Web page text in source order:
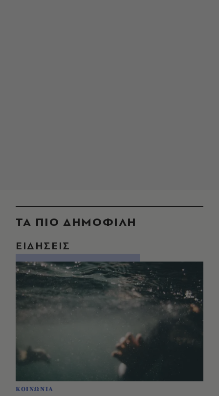
ΤΑ ΠΙΟ ΔΗΜΟΦΙΛΗ
ΕΙΔΗΣΕΙΣ
ΚΟΙΝΩΝΙΑ